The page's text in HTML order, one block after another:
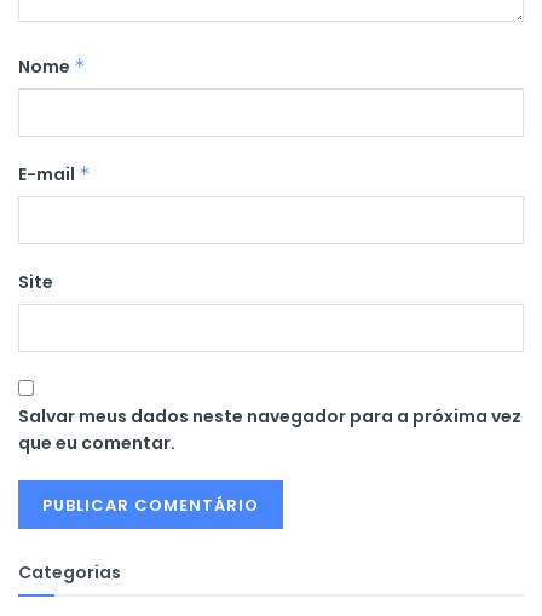
Nome *
E-mail *
Site
Salvar meus dados neste navegador para a próxima vez
que eu comentar.
Categorias